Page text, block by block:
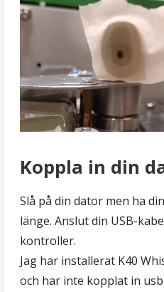
Koppla in din
Slå på din dator men ha
länge. Anslut din USB-
kontroller.
Jag har installerat K40
och har inte kopplat in